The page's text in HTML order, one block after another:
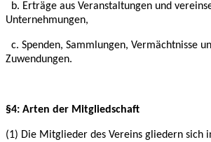
b. Erträge aus Veranstaltungen und
Unternehmungen,
c. Spenden, Sammlungen, Vermächtnisse
Zuwendungen.
§4: Arten der Mitgliedschaft
(1) Die Mitglieder des Vereins gliedern sich